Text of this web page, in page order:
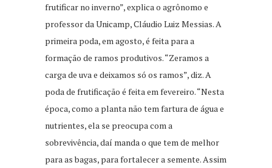
frutificar no inverno”, explica o agrônomo e
professor da Unicamp, Cláudio Luiz Messias. A
primeira poda, em agosto, é feita para a
formação de ramos produtivos. “Zeramos a
carga de uva e deixamos só os ramos”, diz. A
poda de frutificação é feita em fevereiro. “Nesta
época, como a planta não tem fartura de água e
nutrientes, ela se preocupa com a
sobrevivência, daí manda o que tem de melhor
para as bagas, para fortalecer a semente. Assim